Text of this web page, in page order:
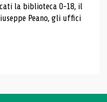
la biblioteca 0-18, il
Peano, gli uffici